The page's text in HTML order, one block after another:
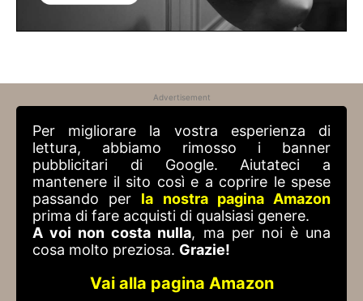
Advertisement
Per migliorare la vostra esperienza di
lettura, abbiamo rimosso i banner
pubblicitari di Google. Aiutateci a
mantenere il sito così e a coprire le spese
passando per la nostra pagina Amazon
prima di fare acquisti di qualsiasi genere.
A voi non costa nulla, ma per noi è una
cosa molto preziosa. Grazie!
Vai alla pagina Amazon